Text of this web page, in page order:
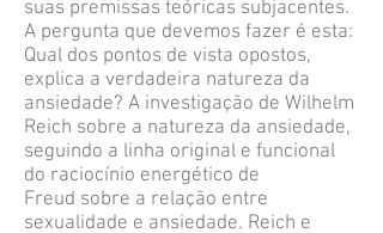
suas premissas teóricas subjacentes.
A pergunta que devemos fazer é esta:
Qual dos pontos de vista opostos,
explica a verdadeira natureza da
ansiedade? A investigação de Wilhelm
Reich sobre a natureza da ansiedade,
seguindo a linha original e funcional
do raciocínio energético de
Freud sobre a relação entre
sexualidade e ansiedade. Reich e